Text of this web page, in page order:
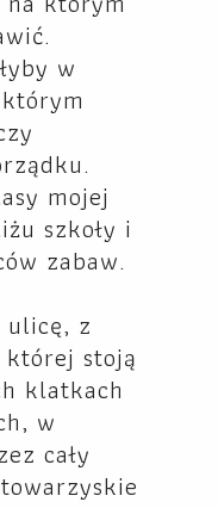
w
mojej
szkoły i
zabaw.
ulicę, z
której stoją
klatkach
w
cały